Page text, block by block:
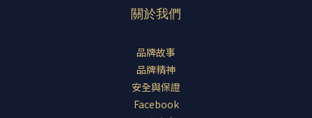
關於我們
品牌故事
品牌精神
安全與保證
Facebook